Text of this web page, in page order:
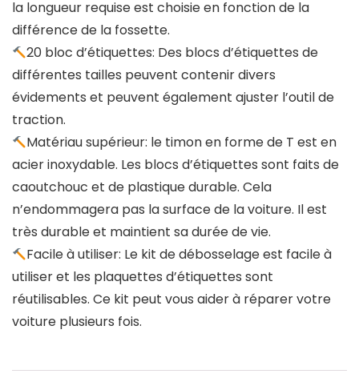
la longueur requise est choisie en fonction de la
différence de la fossette.
20 bloc d’étiquettes: Des blocs d’étiquettes de
différentes tailles peuvent contenir divers
évidements et peuvent également ajuster l’outil de
traction.
Matériau supérieur: le timon en forme de T est en
acier inoxydable. Les blocs d’étiquettes sont faits de
caoutchouc et de plastique durable. Cela
n’endommagera pas la surface de la voiture. Il est
très durable et maintient sa durée de vie.
Facile à utiliser: Le kit de débosselage est facile à
utiliser et les plaquettes d’étiquettes sont
réutilisables. Ce kit peut vous aider à réparer votre
voiture plusieurs fois.